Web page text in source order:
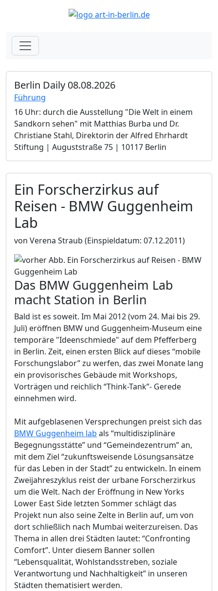
Berlin Daily 08.08.2026
Führung
16 Uhr: durch die Ausstellung "Die Welt in einem
Sandkorn sehen" mit Matthias Burba und Dr.
Christiane Stahl, Direktorin der Alfred Ehrhardt
Stiftung | Auguststraße 75 | 10117 Berlin
Ein Forscherzirkus auf
Reisen - BMW Guggenheim
Lab
von Verena Straub (Einspieldatum: 07.12.2011)
Das BMW Guggenheim Lab
macht Station in Berlin
Bald ist es soweit. Im Mai 2012 (vom 24. Mai bis 29.
Juli) eröffnen BMW und Guggenheim-Museum eine
temporäre "Ideenschmiede" auf dem Pfefferberg
in Berlin. Zeit, einen ersten Blick auf dieses “mobile
Forschungslabor” zu werfen, das zwei Monate lang
ein provisorisches Gebäude mit Workshops,
Vorträgen und reichlich “Think-Tank”- Gerede
einnehmen wird.
Mit aufgeblasenen Versprechungen preist sich das
BMW Guggenheim lab als “multidisziplinäre
Begegnungsstätte” und “Gemeindezentrum” an,
mit dem Ziel “zukunftsweisende Lösungsansätze
für das Leben in der Stadt” zu entwickeln. In einem
Zweijahreszyklus reist der urbane Forscherzirkus
um die Welt. Nach der Eröffnung in New Yorks
Lower East Side letzten Sommer schlägt das
Projekt nun also seine Zelte in Berlin auf, um von
dort schließlich nach Mumbai weiterzureisen. Das
Thema in allen drei Städten lautet: “Confronting
Comfort”. Unter diesem Banner sollen
“Lebensqualität, Wohlstandsstreben, soziale
Verantwortung und Nachhaltigkeit” in unseren
Städten thematisiert werden.